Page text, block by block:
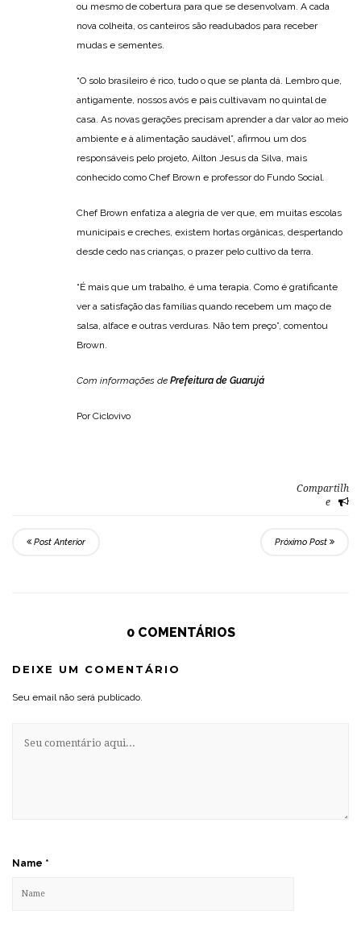
ou mesmo de cobertura para que se desenvolvam. A cada
nova colheita, os canteiros são readubados para receber
mudas e sementes.
“O solo brasileiro é rico, tudo o que se planta dá. Lembro que,
antigamente, nossos avós e pais cultivavam no quintal de
casa. As novas gerações precisam aprender a dar valor ao meio
ambiente e à alimentação saudável”, afirmou um dos
responsáveis pelo projeto, Ailton Jesus da Silva, mais
conhecido como Chef Brown e professor do Fundo Social.
Chef Brown enfatiza a alegria de ver que, em muitas escolas
municipais e creches, existem hortas orgânicas, despertando
desde cedo nas crianças, o prazer pelo cultivo da terra.
“É mais que um trabalho, é uma terapia. Como é gratificante
ver a satisfação das famílias quando recebem um maço de
salsa, alface e outras verduras. Não tem preço”, comentou
Brown.
Com informações de Prefeitura de Guarujá
Por Ciclovivo
Compartilh
e
Post Anterior Próximo Post
0 COMENTÁRIOS
DEIXE UM COMENTÁRIO
Seu email não será publicado.
Name *